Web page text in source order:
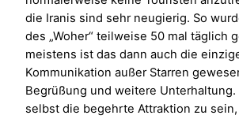
die Iranis sind sehr neugierig. So
des „Woher“ teilweise 50 mal täglich
meistens ist das dann auch die
Kommunikation außer Starren
Begrüßung und weitere Unterhaltung.
selbst die begehrte Attraktion zu